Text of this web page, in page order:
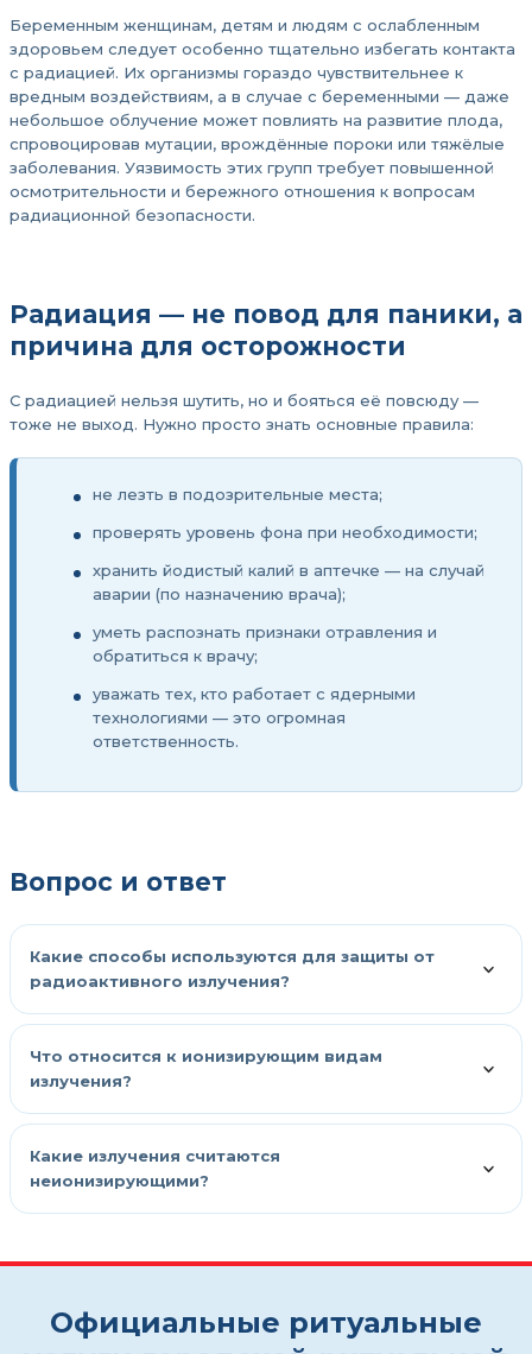
Беременным женщинам, детям и людям с ослабленным
здоровьем следует особенно тщательно избегать контакта
с радиацией. Их организмы гораздо чувствительнее к
вредным воздействиям, а в случае с беременными — даже
небольшое облучение может повлиять на развитие плода,
спровоцировав мутации, врождённые пороки или тяжёлые
заболевания. Уязвимость этих групп требует повышенной
осмотрительности и бережного отношения к вопросам
радиационной безопасности.
Радиация — не повод для паники, а
причина для осторожности
С радиацией нельзя шутить, но и бояться её повсюду —
тоже не выход. Нужно просто знать основные правила:
не лезть в подозрительные места;
проверять уровень фона при необходимости;
хранить йодистый калий в аптечке — на случай
аварии (по назначению врача);
уметь распознать признаки отравления и
обратиться к врачу;
уважать тех, кто работает с ядерными
технологиями — это огромная
ответственность.
Вопрос и ответ
Какие способы используются для защиты от
радиоактивного излучения?
Что относится к ионизирующим видам
излучения?
Какие излучения считаются
неионизирующими?
Официальные ритуальные